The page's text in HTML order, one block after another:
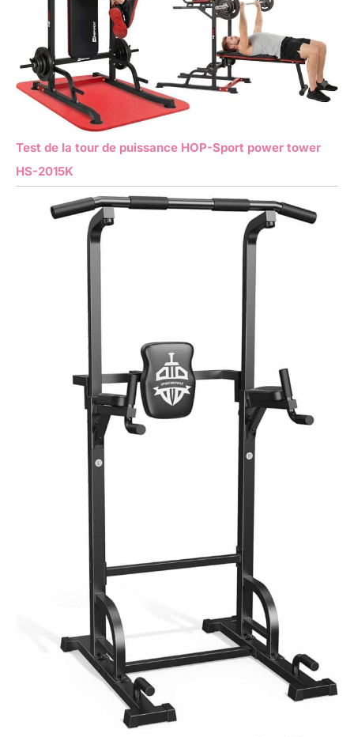
Test de la tour de puissance HOP-Sport power tower
HS-2015K